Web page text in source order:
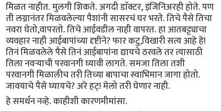
मिळत नाहीत. मुलगी शिकते. अगदी डाॅक्टर, इंजिनिअरही होते. पण
ती लग्नानंतर मिळवलेल्या पैशांनी सासरचं घर भरते. तिचे पैसे तिचा
नवरा घेतो,वापरतो. तिचे आईवडील नाही वापरत. हा आतबट्ट्याचा
व्यवहार नाही आईबापांच्या दृष्टीने? फार कटु,विखारी सत्य आहे हे!
तिनं मिळवलेले पैसे तिनं आईबापांना द्यायचे ठरवले तर त्यासाठी
तिला नवऱ्याची परवानगी घ्यावी लागते. समजा तिला तशी
परवानगी मिळालीच तरी तिच्या बापाचा स्वाभिमान जागा होतो.
जावयाचे पैसे घ्यायचे? अरे हट्! मेलो तरी घेणार नाही.
हे समर्थन नव्हे. काहीशी कारणमीमांसा.